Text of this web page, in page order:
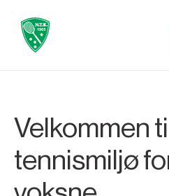
Velkommen
tennismiljø